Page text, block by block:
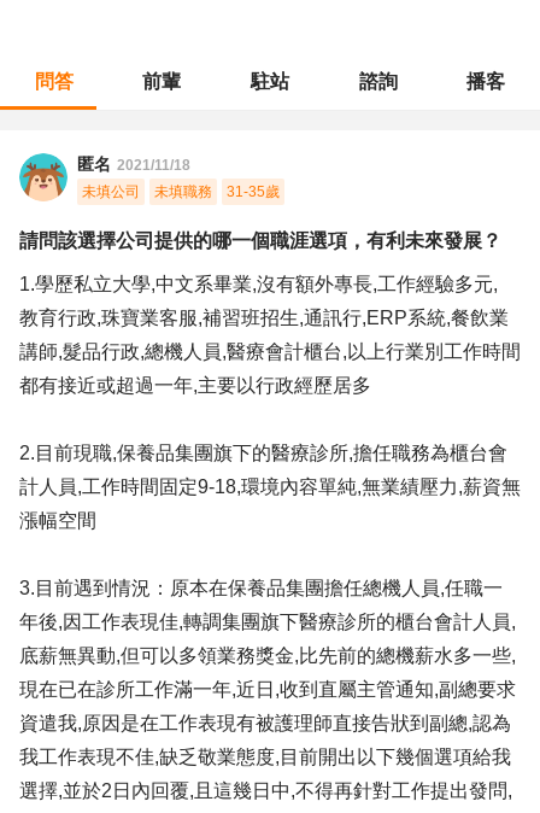
問答 前輩 駐站 諮詢 播客
匿名 2021/11/18
未填公司
未填職務 31-35歲
請問該選擇公司提供的哪一個職涯選項，有利未來發展？
1.學歷私立大學,中文系畢業,沒有額外專長,工作經驗多元,
教育行政,珠寶業客服,補習班招生,通訊行,ERP系統,餐飲業
講師,髮品行政,總機人員,醫療會計櫃台,以上行業別工作時間
都有接近或超過一年,主要以行政經歷居多
2.目前現職,保養品集團旗下的醫療診所,擔任職務為櫃台會
計人員,工作時間固定9-18,環境內容單純,無業績壓力,薪資無
漲幅空間
3.目前遇到情況：原本在保養品集團擔任總機人員,任職一
年後,因工作表現佳,轉調集團旗下醫療診所的櫃台會計人員,
底薪無異動,但可以多領業務獎金,比先前的總機薪水多一些,
現在已在診所工作滿一年,近日,收到直屬主管通知,副總要求
資遣我,原因是在工作表現有被護理師直接告狀到副總,認為
我工作表現不佳,缺乏敬業態度,目前開出以下幾個選項給我
選擇,並於2日內回覆,且這幾日中,不得再針對工作提出發問,